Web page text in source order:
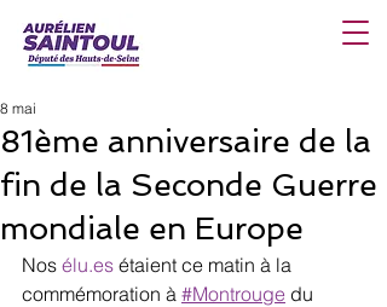
81ème anniversaire de la
fin de la Seconde Guerre
mondiale en Europe
8 mai
Nos élu.es étaient ce matin à la
commémoration à #Montrouge du